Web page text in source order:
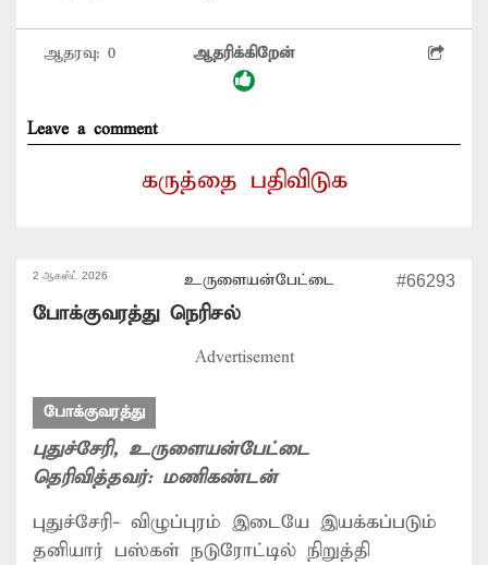
ஆதரவு: 0 ஆதரிக்கிறேன்
Leave a comment
கருத்தை பதிவிடுக
2 ஆகஸ்ட் 2026 உருளையன்பேட்டை #66293
போக்குவரத்து நெரிசல்
Advertisement
போக்குவரத்து
புதுச்சேரி, உருளையன்பேட்டை
தெரிவித்தவர்: மணிகண்டன்
புதுச்சேரி- விழுப்புரம் இடையே இயக்கப்படும்
தனியார் பஸ்கள் நடுரோட்டில் நிறுத்தி